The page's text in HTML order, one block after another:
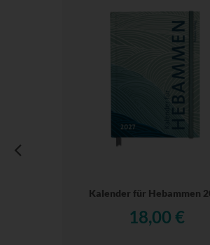
Kalender für Hebammen
18,00 €